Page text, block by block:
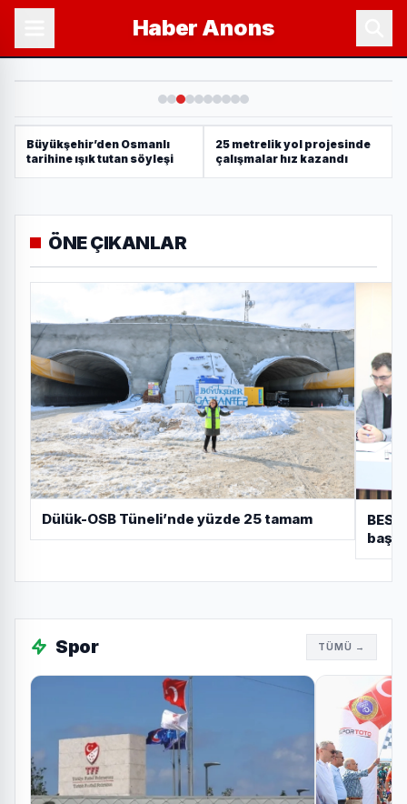
Haber Anons
Büyükşehir’den Osmanlı
tarihine ışık tutan söyleşi
25 metrelik yol projesinde
çalışmalar hız kazandı
ÖNE ÇIKANLAR
Dülük-OSB Tüneli’nde yüzde 25 tamam
Spor TÜMÜ →
Filede Osmangazi Belediyespor
rüzgarı